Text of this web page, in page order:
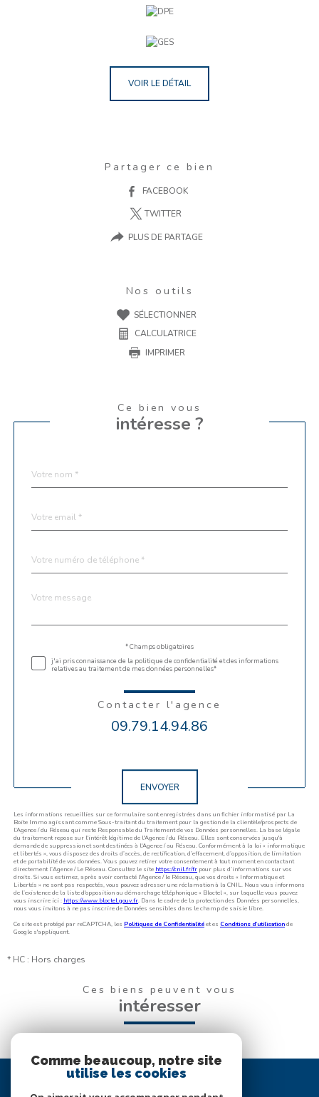
VOIR LE DÉTAIL
Partager ce bien
FACEBOOK
TWITTER
PLUS DE PARTAGE
Nos outils
SÉLECTIONNER
CALCULATRICE
IMPRIMER
Ce bien vous
intéresse ?
par
*
*
*
Fieldset
Message
*
* Champs obligatoires
j'ai pris connaissance de la politique de confidentialité et des informations
relatives au traitement de mes données personnelles*
Contacter l'agence
09.79.14.94.86
ENVOYER
Les informations recueillies sur ce formulaire sont enregistrées dans un fichier informatisé par La
Boite Immo agissant comme Sous-traitant du traitement pour la gestion de la clientèle/prospects de
l'Agence / du Réseau qui reste Responsable du Traitement de vos Données personnelles. La base légale
du traitement repose sur l'intérêt légitime de l'Agence / du Réseau. Elles sont conservées jusqu'à
demande de suppression et sont destinées à l'Agence / au Réseau. Conformément à la loi « informatique
et libertés », vous disposez des droits d’accès, de rectification, d’effacement, d’opposition, de limitation
et de portabilité de vos données. Vous pouvez retirer votre consentement à tout moment en contactant
directement l’Agence / Le Réseau. Consultez le site https://cnil.fr/fr pour plus d’informations sur vos
droits. Si vous estimez, après avoir contacté l'Agence / le Réseau, que vos droits « Informatique et
Libertés » ne sont pas respectés, vous pouvez adresser une réclamation à la CNIL. Nous vous informons
de l’existence de la liste d'opposition au démarchage téléphonique « Bloctel », sur laquelle vous pouvez
vous inscrire ici : https://www.bloctel.gouv.fr. Dans le cadre de la protection des Données personnelles,
nous vous invitons à ne pas inscrire de Données sensibles dans le champ de saisie libre.
Ce site est protégé par reCAPTCHA, les Politiques de Confidentialitéet es Conditions d'utilisationde
Google s'appliquent.
* HC : Hors charges
Ces biens peuvent vous
intéresser
Se
Comme beaucoup, notre site
utilise les cookies